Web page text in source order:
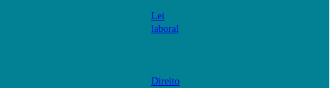
Lei
laboral
Direito